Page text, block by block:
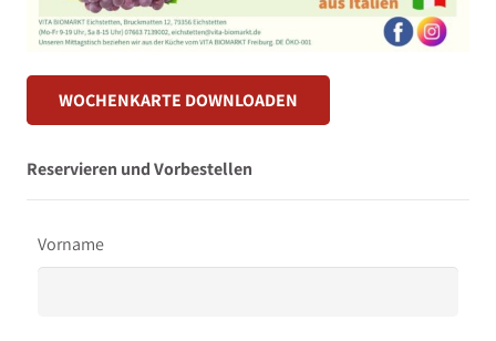
WOCHENKARTE DOWNLOADEN
Reservieren und Vorbestellen
Vorname